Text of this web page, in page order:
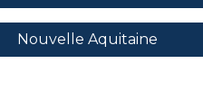
Nouvelle Aquitaine